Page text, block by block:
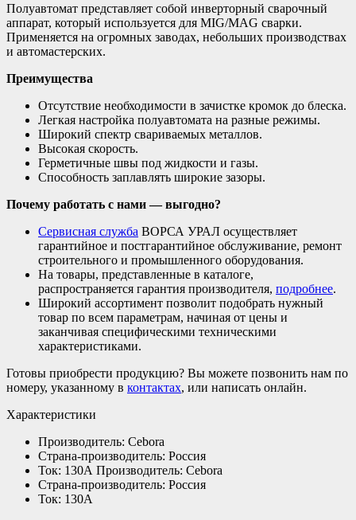
Полуавтомат представляет собой инверторный сварочный
аппарат, который используется для MIG/MAG сварки.
Применяется на огромных заводах, небольших производствах
и автомастерских.
Преимущества
Отсутствие необходимости в зачистке кромок до блеска.
Легкая настройка полуавтомата на разные режимы.
Широкий спектр свариваемых металлов.
Высокая скорость.
Герметичные швы под жидкости и газы.
Способность заплавлять широкие зазоры.
Почему работать с нами — выгодно?
Сервисная служба ВОРСА УРАЛ осуществляет
гарантийное и постгарантийное обслуживание, ремонт
строительного и промышленного оборудования.
На товары, представленные в каталоге,
распространяется гарантия производителя, подробнее.
Широкий ассортимент позволит подобрать нужный
товар по всем параметрам, начиная от цены и
заканчивая специфическими техническими
характеристиками.
Готовы приобрести продукцию? Вы можете позвонить нам по
номеру, указанному в контактах, или написать онлайн.
Характеристики
Производитель: Cebora
Страна-производитель: Россия
Ток: 130А Производитель: Cebora
Страна-производитель: Россия
Ток: 130А